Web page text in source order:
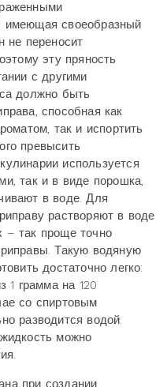
имеющая своеобразный
не переносит
эту пряность
с другими
должно быть
способная как
так и испортить
превысить
используется
так и в виде порошка,
в воде. Для
растворяют в воде
– так проще точно
Такую водяную
достаточно легко:
1 грамма на 120
со спиртовым
разводится водой.
можно
при создании